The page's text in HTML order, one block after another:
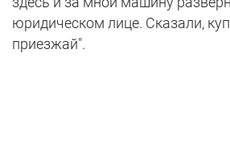
юридическом лице. Сказали,
приезжай".